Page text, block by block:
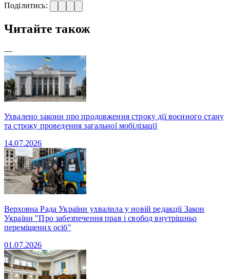
Поділитись:
Читайте також
—
Ухвалено закони про продовження строку дії воєнного стану
та строку проведення загальної мобілізації
14.07.2026
Верховна Рада України ухвалила у новій редакції Закон
України "Про забезпечення прав і свобод внутрішньо
переміщених осіб"
01.07.2026